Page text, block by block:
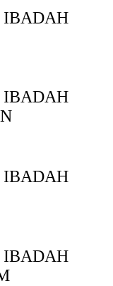
IBADAH
IBADAH
IBADAH
IBADAH